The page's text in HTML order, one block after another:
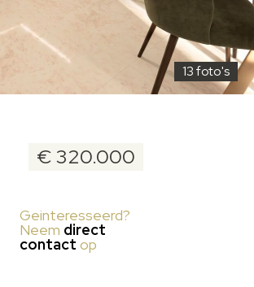
13 foto's
€ 320.000
Geinteresseerd?
Neem direct
contact op